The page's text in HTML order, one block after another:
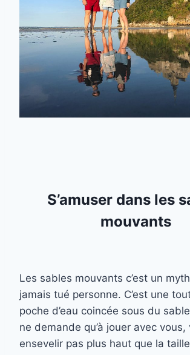
S’amuser dans les
mouvants
Les sables mouvants c’est un
jamais tué personne. C’est une
poche d’eau coincée sous du
ne demande qu’à jouer avec vous,
ensevelir pas plus haut que la